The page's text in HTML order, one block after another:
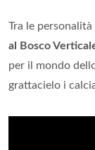
Tra le
al Bosco
per il mondo
grattacielo i